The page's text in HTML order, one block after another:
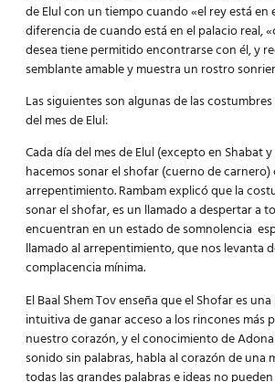
de Elul con un tiempo cuando «el rey está en
diferencia de cuando está en el palacio real,
desea tiene permitido encontrarse con él, y
semblante amable y muestra un rostro
Las siguientes son algunas de las
del mes de Elul:
Cada día del mes de Elul (excepto en Shabat
hacemos sonar el shofar (cuerno de
arrepentimiento. Rambam explicó que la
sonar el shofar, es un llamado a despertar a
encuentran en un estado de somnolencia
llamado al arrepentimiento, que nos levanta
complacencia mínima.
El Baal Shem Tov enseña que el Shofar es
intuitiva de ganar acceso a los rincones más
nuestro corazón, y el conocimiento de
sonido sin palabras, habla al corazón de una
todas las grandes palabras e ideas no